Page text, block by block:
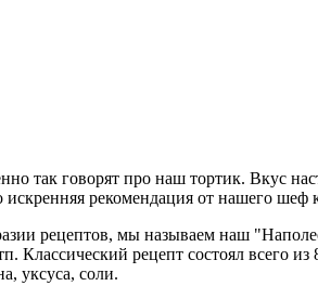
так говорят про наш тортик. Вкус
рекомендация от нашего
рецептов, мы называем наш
Классический рецепт состоял всего
уксуса, соли.